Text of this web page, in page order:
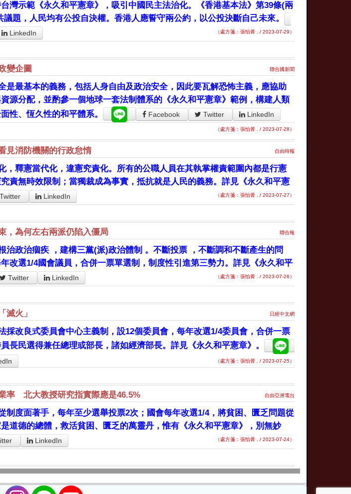
灣示範《永久和平憲章》，吸引中國民主法治化。《香港基本法》第39條(兩
題，人民均有公投自決權。香港人應誓守兩公約，以公投決斷自己未來。
LinkedIn （處方箋：張怡菁 . / 2023-07-29）
變企圖 聯合國新聞
是最基本的義務，包括人身自由及政治安全，因此要瓦解恐怖主義，應協助
源分配，並酌參一個地球一套法制體系的《永久和平憲章》範例，構建人類
性、恆久性的和平體系。
Facebook Twitter LinkedIn
（處方箋：張怡菁 . / 2023-07-28）
見消防機關的行政怠惰 自由時報
，釋憲當代化，違憲究責化。所有的公職人員在其執掌權責範圍內都是行憲
責無時效限制；當獨裁成為事實，抵抗就是人民的義務。詳見《永久和平憲
Twitter LinkedIn （處方箋：張怡菁 . / 2023-07-27）
，為何左右兩派仍陷入僵局 聯合報
治政治痼疾 ，建構三黨(派)政治體制 。不斷投票 ，不斷調和不斷產生的問
改選1/4國會議員，合併一票單選制，制度性引進第三勢力。詳見《永久和平
Twitter LinkedIn （處方箋：張怡菁 . / 2023-07-26）
滅火」 日經中文網
採改良式委員會中心主義制，設12個委員會，每年改選1/4委員會，合併一票
長民選得兼任總理或部長，諸如經濟部長。詳見《永久和平憲章》。
（處方箋：張怡菁 . / 2023-07-25）
率 北大教授研究指實際應是46.5% 自由亞洲電台
制度面著手，每年至少選舉投票2次；國會每年改選1/4，將貧困、匱乏問題從
道德的總體，救活貧困、匱乏的萬靈丹，惟有《永久和平憲章》，別無妙
LinkedIn （處方箋：張怡菁 . / 2023-07-24）